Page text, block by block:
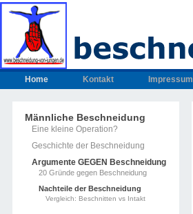
Home Kontakt Impressum
Männliche Beschneidung
Eine kleine Operation?
Geschichte der Beschneidung
Argumente GEGEN Beschneidung
20 Gründe gegen Beschneidung
Nachteile der Beschneidung
Vergleich: Beschnitten vs Intakt